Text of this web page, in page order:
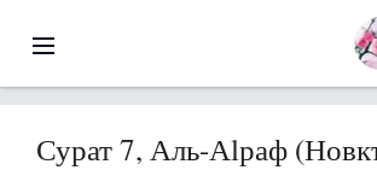
Сурат 7, Аль-Аlраф